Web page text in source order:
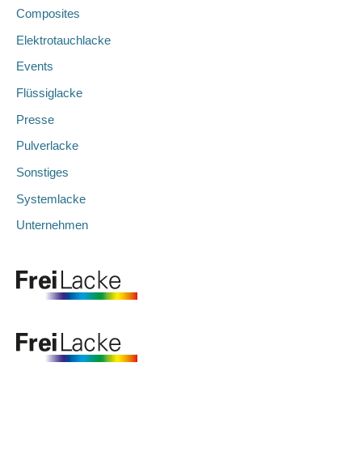
Composites
Elektrotauchlacke
Events
Flüssiglacke
Presse
Pulverlacke
Sonstiges
Systemlacke
Unternehmen